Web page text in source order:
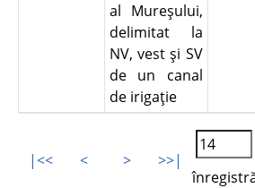
al Mureşului,
delimitat la
NV, vest şi SV
de un canal
de irigaţie
|<< < > >>|